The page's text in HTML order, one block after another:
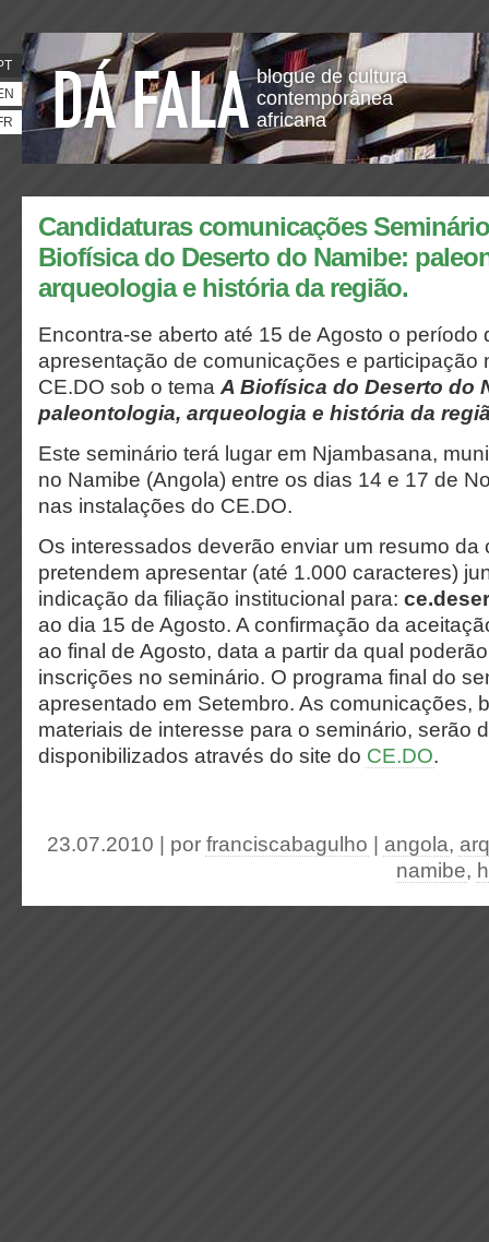
blogue de cultura
contemporânea
africana
Candidaturas comunicações
Biofísica do Deserto do Namibe:
arqueologia e história da região.
Encontra-se aberto até 15 de Agosto o período
apresentação de comunicações e participação
CE.DO sob o tema A Biofísica do Deserto do
paleontologia, arqueologia e história da
Este seminário terá lugar em Njambasana,
no Namibe (Angola) entre os dias 14 e 17 de
nas instalações do CE.DO.
Os interessados deverão enviar um resumo da
pretendem apresentar (até 1.000 caracteres)
indicação da filiação institucional para:
ao dia 15 de Agosto. A confirmação da
ao final de Agosto, data a partir da qual
inscrições no seminário. O programa final do
apresentado em Setembro. As comunicações,
materiais de interesse para o seminário, serão
disponibilizados através do site do CE.DO.
23.07.2010 | por franciscabagulho angola,
namibe,